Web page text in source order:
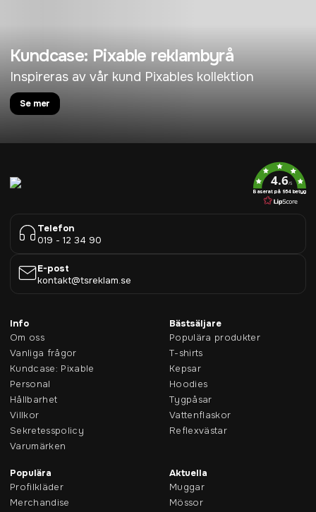
Kundcase: Pixable reklambyrå
Inspireras av vår kund Pixables kollektion
Se mer
4.6/5
Baserat på 954 betyg
Telefon
019 - 12 34 90
E-post
kontakt@tsreklam.se
Info
Om oss
Vanliga frågor
Kundcase: Pixable
Personal
Hållbarhet
Villkor
Sekretesspolicy
Varumärken
Bästsäljare
Populära produkter
T-shirts
Kepsar
Hoodies
Tygpåsar
Vattenflaskor
Reflexvästar
Populära
Profilkläder
Merchandise
Aktuella
Muggar
Mössor